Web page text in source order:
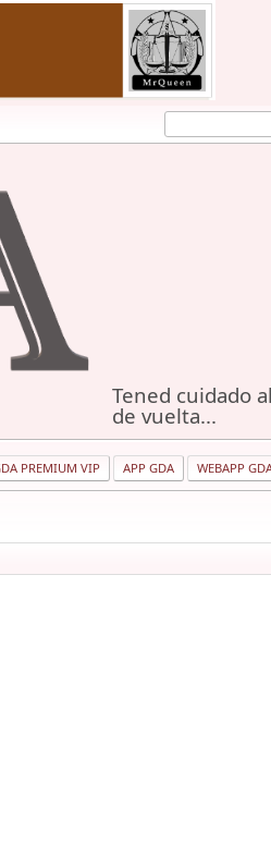
Tened cuidado
de vuelta...
PREMIUM VIP APP GDA WEBAPP